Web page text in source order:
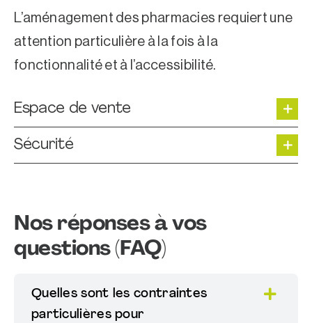
L’aménagement des pharmacies requiert une
attention particulière à la fois à la
fonctionnalité et à l’accessibilité.
Espace de vente
Sécurité
Nos réponses à vos
questions (FAQ)
Quelles sont les contraintes
particulières pour